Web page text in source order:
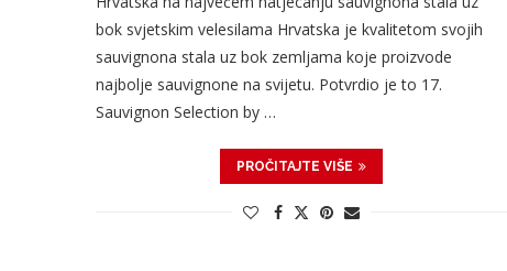
bok svjetskim velesilama Hrvatska je kvalitetom svojih
sauvignona stala uz bok zemljama koje proizvode
najbolje sauvignone na svijetu. Potvrdio je to 17.
Sauvignon Selection by …
PROČITAJTE VIŠE